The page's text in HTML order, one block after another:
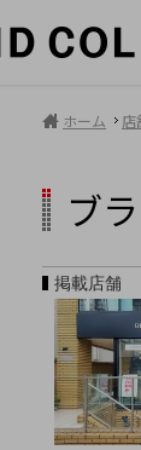
ホーム 店
ブ
掲載店舗